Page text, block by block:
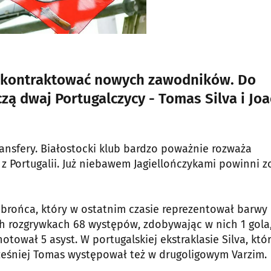
nowych zawodników. Do
dwaj Portugalczycy - Tomas Silva i
Białostocki klub bardzo poważnie rozważa
Portugalii. Już niebawem Jagiellończykami powinni
który w ostatnim czasie reprezentował barwy
rozgrywkach 68 występów, zdobywając w nich 1
5 asyst. W portugalskiej ekstraklasie Silva,
Tomas występował też w drugoligowym Varzim.